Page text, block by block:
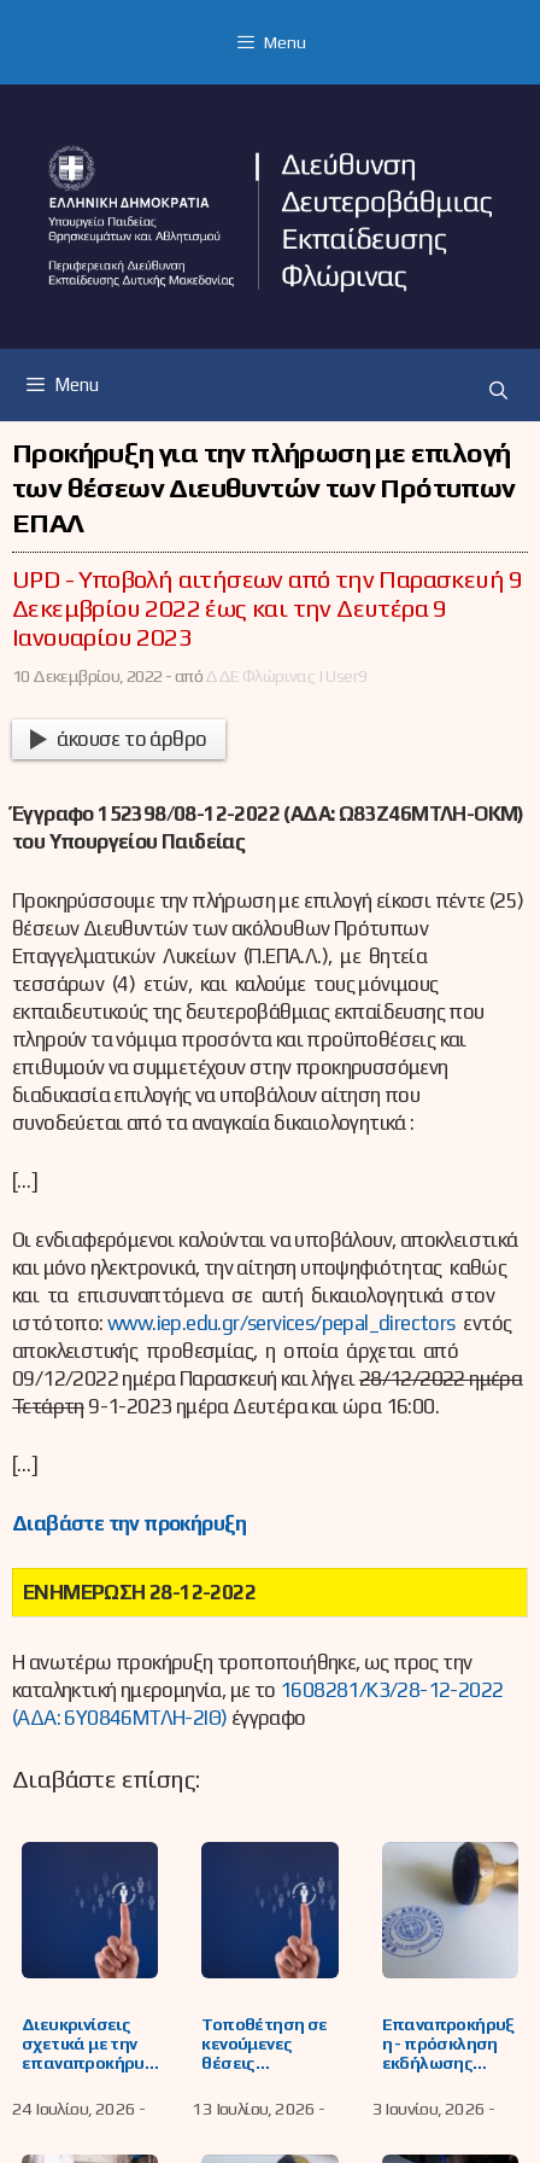
Menu
Menu
Προκήρυξη για την πλήρωση με επιλογή
των θέσεων Διευθυντών των Πρότυπων
ΕΠΑΛ
UPD - Υποβολή αιτήσεων από την Παρασκευή 9
Δεκεμβρίου 2022 έως και την Δευτέρα 9
Ιανουαρίου 2023
10 Δεκεμβρίου, 2022 -απόΔΔΕ Φλώρινας | User9
άκουσε το άρθρο
Έγγραφο 152398/08-12-2022 (ΑΔΑ: Ω83Ζ46ΜΤΛΗ-ΟΚΜ)
του Υπουργείου Παιδείας
Προκηρύσσουμε την πλήρωση με επιλογή είκοσι πέντε (25)
θέσεων Διευθυντών των ακόλουθων Πρότυπων
Επαγγελματικών Λυκείων (Π.ΕΠΑ.Λ.), με θητεία
τεσσάρων (4) ετών, και καλούμε τους μόνιμους
εκπαιδευτικούς της δευτεροβάθμιας εκπαίδευσης που
πληρούν τα νόμιμα προσόντα και προϋποθέσεις και
επιθυμούν να συμμετέχουν στην προκηρυσσόμενη
διαδικασία επιλογής να υποβάλουν αίτηση που
συνοδεύεται από τα αναγκαία δικαιολογητικά :
[…]
Οι ενδιαφερόμενοι καλούνται να υποβάλουν, αποκλειστικά
και μόνο ηλεκτρονικά, την αίτηση υποψηφιότητας καθώς
και τα επισυναπτόμενα σε αυτή δικαιολογητικά στον
ιστότοπο:www.iep.edu.gr/services/pepal_directorsεντός
αποκλειστικής προθεσμίας, η οποία άρχεται από
09/12/2022 ημέρα Παρασκευή και λήγει28/12/2022 ημέρα
Τετάρτη9-1-2023 ημέρα Δευτέρα και ώρα 16:00.
[…]
Διαβάστε την προκήρυξη
ΕΝΗΜΕΡΩΣΗ 28-12-2022
Η ανωτέρω προκήρυξη τροποποιήθηκε, ως προς την
καταληκτική ημερομηνία, με το 1608281/Κ3/28-12-2022
(ΑΔΑ: 6Υ0846ΜΤΛΗ-2ΙΘ) έγγραφο
Διαβάστε επίσης:
Διευκρινίσεις
σχετικά με την
επαναπροκήρυξ
των κενούμενων
θέσεων
24 Ιουλίου, 2026 -
Τοποθέτηση σε
κενούμενες
θέσεις
σχολικών
μονάδων και
13 Ιουλίου, 2026 -
Επαναπροκήρυξ
η - πρόσκληση
εκδήλωσης
για την πλήρωση
με επιλογή της
3 Ιουνίου, 2026 -